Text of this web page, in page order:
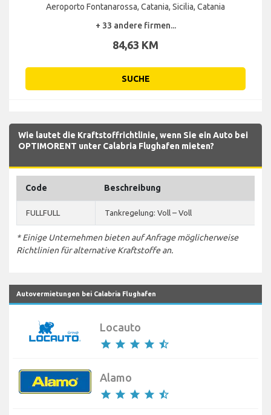
Aeroporto Fontanarossa, Catania, Sicilia, Catania
+ 33 andere firmen...
84,63 KM
SUCHE
Wie lautet die Kraftstoffrichtlinie, wenn Sie ein Auto bei
OPTIMORENT unter Calabria Flughafen mieten?
Code Beschreibung
FULLFULL Tankregelung: Voll – Voll
* Einige Unternehmen bieten auf Anfrage möglicherweise
Richtlinien für alternative Kraftstoffe an.
Autovermietungen bei Calabria Flughafen
Locauto
star star star star star_half
Alamo
star star star star star_half